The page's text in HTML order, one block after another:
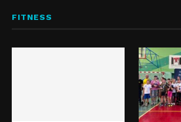
FITNESS